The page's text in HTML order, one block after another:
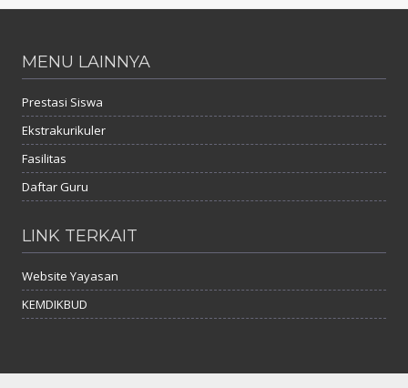
MENU LAINNYA
Prestasi Siswa
Ekstrakurikuler
Fasilitas
Daftar Guru
LINK TERKAIT
Website Yayasan
KEMDIKBUD